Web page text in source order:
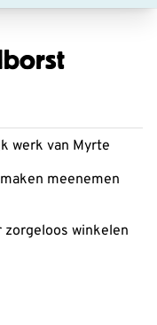
werk van Myrte
meenemen
winkelen